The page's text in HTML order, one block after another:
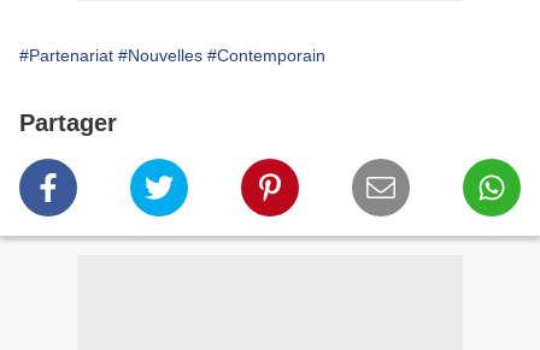
#Partenariat #Nouvelles #Contemporain
Partager